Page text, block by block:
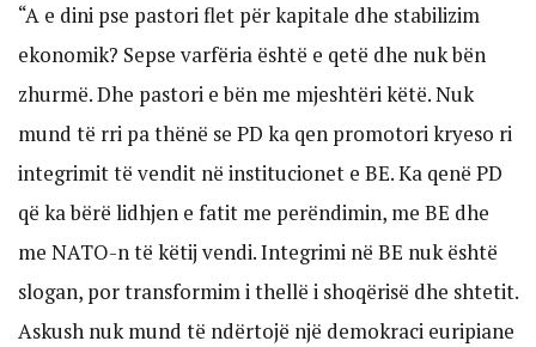
“A e dini pse pastori flet për kapitale dhe stabilizim
ekonomik? Sepse varfëria është e qetë dhe nuk bën
zhurmë. Dhe pastori e bën me mjeshtëri këtë. Nuk
mund të rri pa thënë se PD ka qen promotori kryeso ri
integrimit të vendit në institucionet e BE. Ka qenë PD
që ka bërë lidhjen e fatit me perëndimin, me BE dhe
me NATO-n të këtij vendi. Integrimi në BE nuk është
slogan, por transformim i thellë i shoqërisë dhe shtetit.
Askush nuk mund të ndërtojë një demokraci euripiane